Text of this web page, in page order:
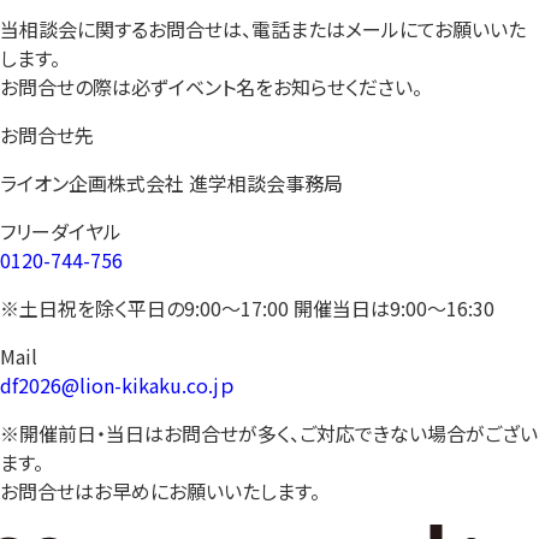
当相談会に関するお問合せは、電話またはメールにてお願いいた
します。
お問合せの際は必ずイベント名をお知らせください。
お問合せ先
ライオン企画株式会社 進学相談会事務局
フリーダイヤル
0120-744-756
※土日祝を除く平日の9:00〜17:00 開催当日は9:00〜16:30
Mail
df2026@lion-kikaku.co.jｐ
※開催前日・当日はお問合せが多く、ご対応できない場合がござい
ます。
お問合せはお早めにお願いいたします。